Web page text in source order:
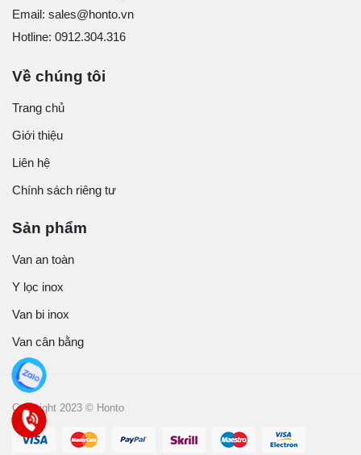
Email: sales@honto.vn
Hotline: 0912.304.316
Về chúng tôi
Trang chủ
Giới thiệu
Liên hệ
Chính sách riêng tư
Sản phẩm
Van an toàn
Y lọc inox
Van bi inox
Van cân bằng
Copyright 2023 © Honto